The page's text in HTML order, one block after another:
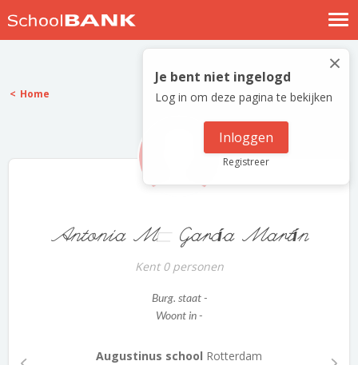
Nostalgische verhalen
Log in
Meld je gratis aan
×
Je bent niet ingelogd
Log in om deze pagina te bekijken
Inloggen
Registreer
Home
Antonia Mª García Martín
Kent 0 personen
Burg. staat -
Woont in -
Augustinus school Rotterdam